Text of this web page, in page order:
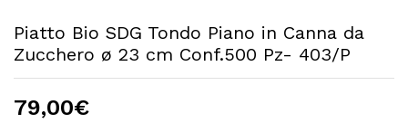
Piatto Bio SDG Tondo Piano in Canna da
Zucchero ø 23 cm Conf.500 Pz- 403/P
79,00€